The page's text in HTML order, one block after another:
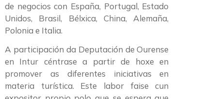
de negocios con España, Portugal, Estado
Unidos, Brasil, Bélxica, China, Alemaña,
Polonia e Italia.
A participación da Deputación de Ourense
en Intur céntrase a partir de hoxe en
promover as diferentes iniciativas en
materia turística. Este labor faise cun